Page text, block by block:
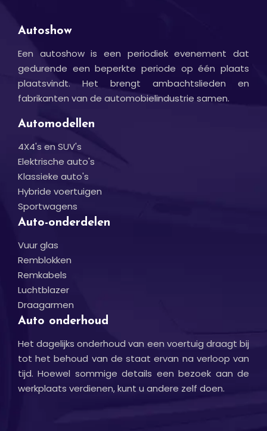
Autoshow
Een autoshow is een periodiek evenement dat
gedurende een beperkte periode op één plaats
plaatsvindt. Het brengt ambachtslieden en
fabrikanten van de automobielindustrie samen.
Automodellen
4X4's en SUV's
Elektrische auto's
Klassieke auto's
Hybride voertuigen
Sportwagens
Auto-onderdelen
Vuur glas
Remblokken
Remkabels
Luchtblazer
Draagarmen
Auto onderhoud
Het dagelijks onderhoud van een voertuig draagt bij
tot het behoud van de staat ervan na verloop van
tijd. Hoewel sommige details een bezoek aan de
werkplaats verdienen, kunt u andere zelf doen.